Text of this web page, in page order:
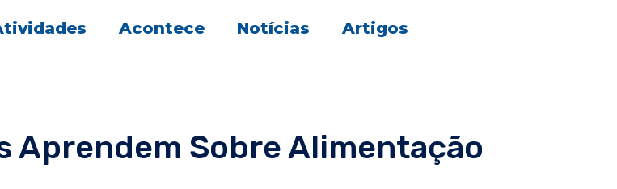
Acontece Notícias Artigos
Aprendem Sobre Alimentação